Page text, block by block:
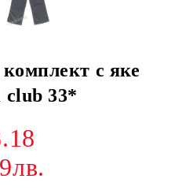
с яке
33*